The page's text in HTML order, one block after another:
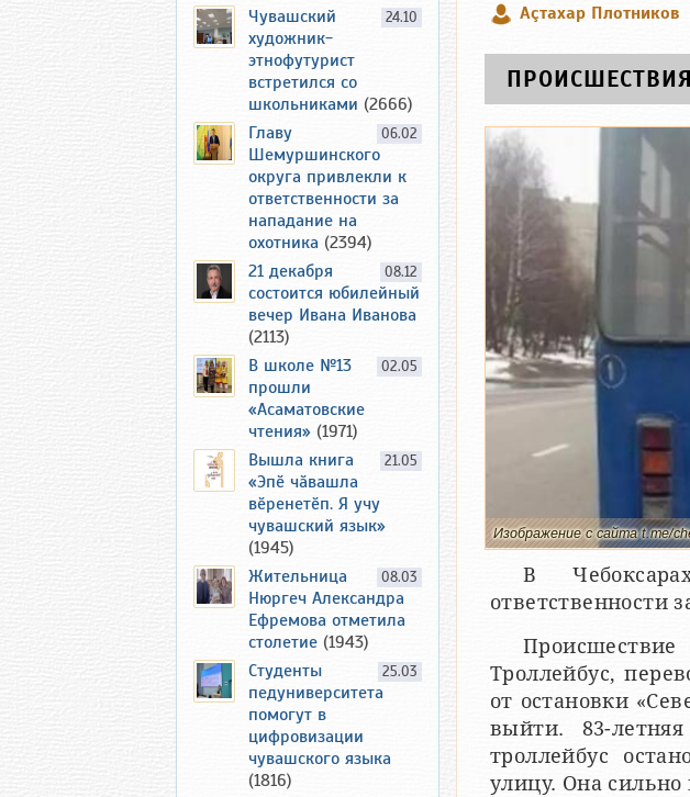
Аçтахар Плотников
ПРОИСШЕСТВИЯ
Изображение с сайта t.me/
В
ответственности
Троллейбус,
от остановки
выйти. 83-
троллейбус
улицу. Она сильно
24.10
Чувашский
художник-
этнофутурист
встретился со
школьниками (2666)
06.02
Главу
Шемуршинского
округа привлекли к
ответственности за
нападание на
охотника (2394)
08.12
21 декабря
состоится юбилейный
вечер Ивана Иванова
(2113)
02.05
В школе №13
прошли
«Асаматовские
чтения» (1971)
21.05
Вышла книга
«Эпӗ чӑвашла
вӗренетӗп. Я учу
чувашский язык»
(1945)
08.03
Жительница
Нюргеч Александра
Ефремова отметила
столетие (1943)
25.03
Студенты
педуниверситета
помогут в
цифровизации
чувашского языка
(1816)